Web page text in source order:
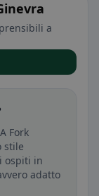
a
Fork
stile
ospiti in
adatto